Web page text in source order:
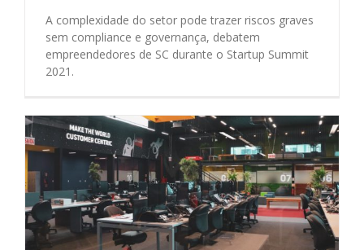
A complexidade do setor pode trazer riscos graves
sem compliance e governança, debatem
empreendedores de SC durante o Startup Summit
2021.